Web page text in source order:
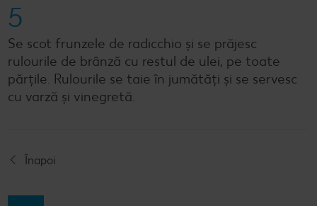
5
Se scot frunzele de radicchio și se prăjesc
rulourile de brânză cu restul de ulei, pe toate
părțile. Rulourile se taie în jumătăți și se servesc
cu varză și vinegretă.
Înapoi